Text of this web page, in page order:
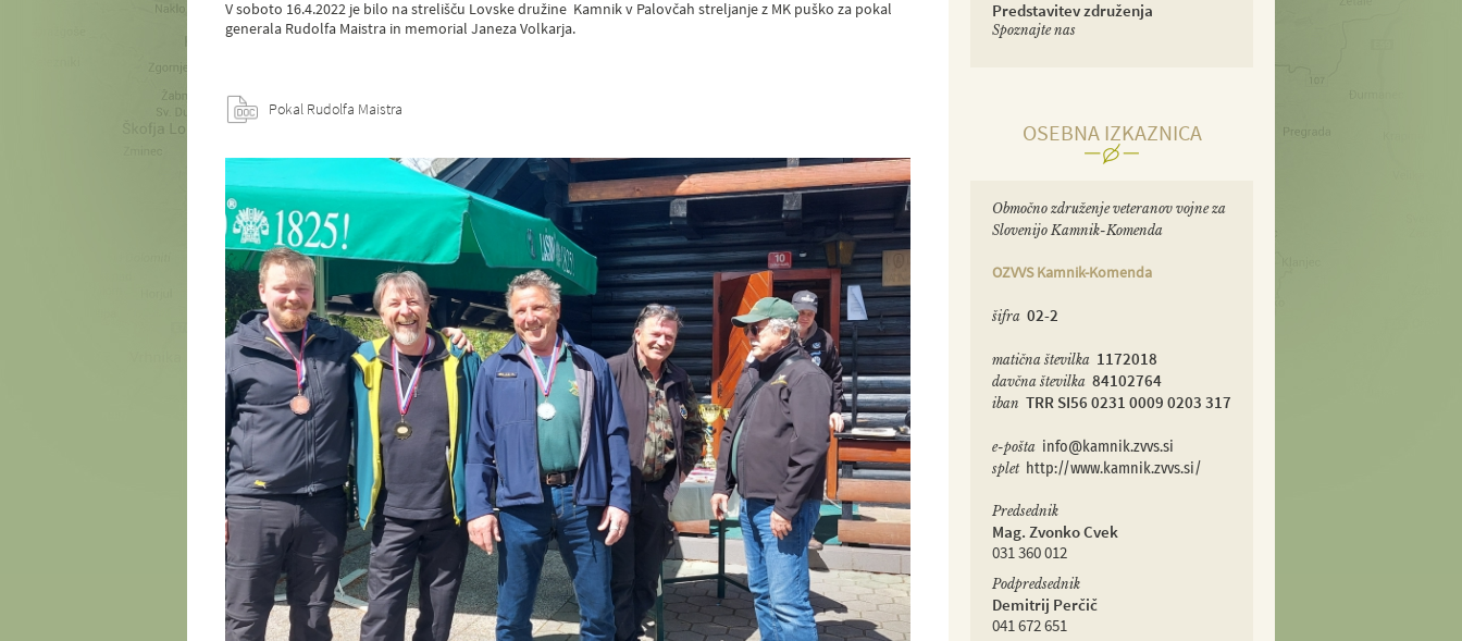
V soboto 16.4.2022 je bilo na strelišču Lovske družine Kamnik v Palovčah streljanje z MK puško za pokal
generala Rudolfa Maistra in memorial Janeza Volkarja.
Pokal Rudolfa Maistra
Predstavitev združenja
Spoznajte nas
OSEBNA IZKAZNICA
Območno združenje veteranov vojne za
Slovenijo Kamnik-Komenda
OZVVS Kamnik-Komenda
šifra 02-2
matična številka 1172018
davčna številka 84102764
iban TRR SI56 0231 0009 0203 317
e-pošta info@kamnik.zvvs.si
splet http://www.kamnik.zvvs.si/
Predsednik
Mag. Zvonko Cvek
031 360 012
Podpredsednik
Demitrij Perčič
041 672 651